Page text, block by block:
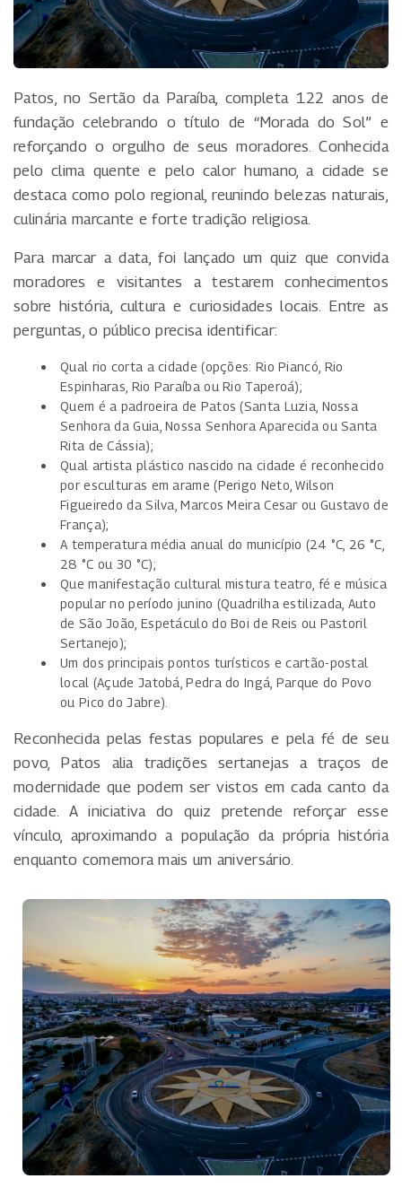
Patos, no Sertão da Paraíba, completa 122 anos de
fundação celebrando o título de “Morada do Sol” e
reforçando o orgulho de seus moradores. Conhecida
pelo clima quente e pelo calor humano, a cidade se
destaca como polo regional, reunindo belezas naturais,
culinária marcante e forte tradição religiosa.
Para marcar a data, foi lançado um quiz que convida
moradores e visitantes a testarem conhecimentos
sobre história, cultura e curiosidades locais. Entre as
perguntas, o público precisa identificar:
Qual rio corta a cidade (opções: Rio Piancó, Rio
Espinharas, Rio Paraíba ou Rio Taperoá);
Quem é a padroeira de Patos (Santa Luzia, Nossa
Senhora da Guia, Nossa Senhora Aparecida ou Santa
Rita de Cássia);
Qual artista plástico nascido na cidade é reconhecido
por esculturas em arame (Perigo Neto, Wilson
Figueiredo da Silva, Marcos Meira Cesar ou Gustavo de
França);
A temperatura média anual do município (24 °C, 26 °C,
28 °C ou 30 °C);
Que manifestação cultural mistura teatro, fé e música
popular no período junino (Quadrilha estilizada, Auto
de São João, Espetáculo do Boi de Reis ou Pastoril
Sertanejo);
Um dos principais pontos turísticos e cartão-postal
local (Açude Jatobá, Pedra do Ingá, Parque do Povo
ou Pico do Jabre).
Reconhecida pelas festas populares e pela fé de seu
povo, Patos alia tradições sertanejas a traços de
modernidade que podem ser vistos em cada canto da
cidade. A iniciativa do quiz pretende reforçar esse
vínculo, aproximando a população da própria história
enquanto comemora mais um aniversário.